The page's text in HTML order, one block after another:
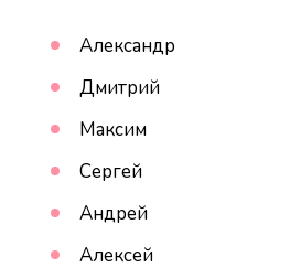
Александр
Дмитрий
Максим
Сергей
Андрей
Алексей